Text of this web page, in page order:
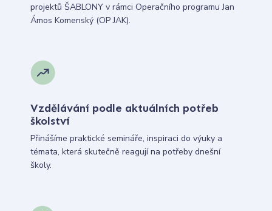
projektů ŠABLONY v rámci Operačního programu Jan
Ámos Komenský (OP JAK).
Vzdělávání podle aktuálních potřeb
školství
Přinášíme praktické semináře, inspiraci do výuky a
témata, která skutečně reagují na potřeby dnešní
školy.